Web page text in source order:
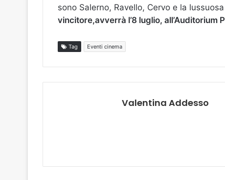
sono Salerno, Ravello, Cervo e la
vincitore,avverrà l’8 luglio, all’Auditorium
Tag Eventi cinema
Valentina Addesso